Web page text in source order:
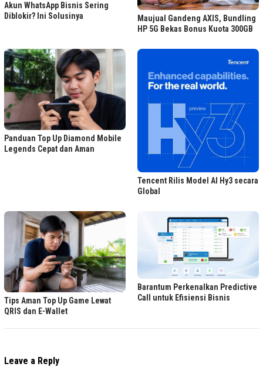
Akun WhatsApp Bisnis Sering
Diblokir? Ini Solusinya
Maujual Gandeng AXIS, Bundling
HP 5G Bekas Bonus Kuota 300GB
Panduan Top Up Diamond Mobile
Legends Cepat dan Aman
Tencent Rilis Model AI Hy3 secara
Global
Tips Aman Top Up Game Lewat
QRIS dan E-Wallet
Barantum Perkenalkan Predictive
Call untuk Efisiensi Bisnis
Leave a Reply